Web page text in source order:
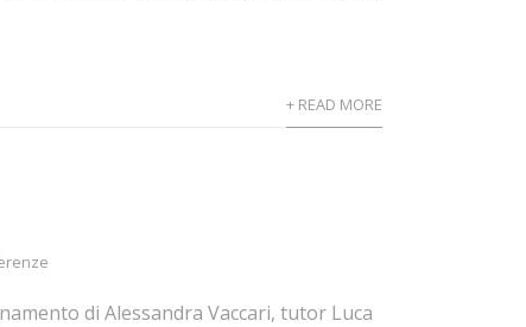
+ READ MORE
di Alessandra Vaccari, tutor Luca